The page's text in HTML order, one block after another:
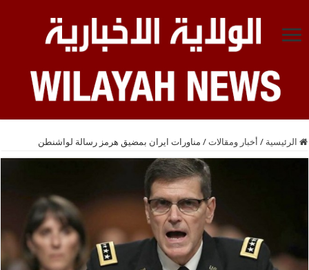
الرئيسية / أخبار ومقالات / مناورات ايران بمضيق هرمز رسالة لواشنطن